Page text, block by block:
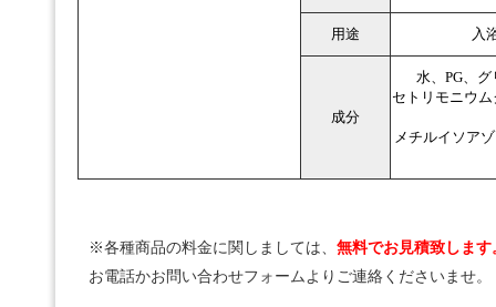
用途 入
成分
水、PG、
セトリモニウ
メチルイソア
※各種商品の料金に関しましては、 無料でお見積致します
お電話かお問い合わせフォームよりご連絡くださいませ。